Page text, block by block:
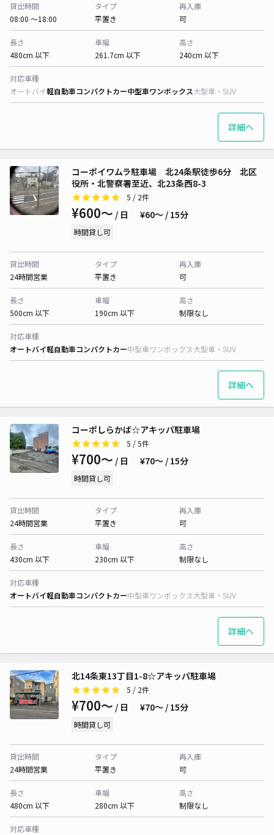
貸出時間
08:00 〜18:00
タイプ
平置き
再入庫
可
長さ
480cm 以下
車幅
261.7cm 以下
高さ
240cm 以下
対応車種
オートバイ軽自動車コンパクトカー中型車ワンボックス大型車・SUV
詳細へ
コーポイワムラ駐車場 北24条駅徒歩6分 北区
役所・北警察署至近、北23条西8-3
5 / 2件
¥600〜 / 日 ¥60〜 / 15分
時間貸し可
貸出時間
24時間営業
タイプ
平置き
再入庫
可
長さ
500cm 以下
車幅
190cm 以下
高さ
制限なし
対応車種
オートバイ軽自動車コンパクトカー中型車ワンボックス大型車・SUV
詳細へ
コーポしらかば☆アキッパ駐車場
5 / 5件
¥700〜 / 日 ¥70〜 / 15分
時間貸し可
貸出時間
24時間営業
タイプ
平置き
再入庫
可
長さ
430cm 以下
車幅
230cm 以下
高さ
制限なし
対応車種
オートバイ軽自動車コンパクトカー中型車ワンボックス大型車・SUV
詳細へ
北14条東13丁目1-8☆アキッパ駐車場
5 / 2件
¥700〜 / 日 ¥70〜 / 15分
時間貸し可
貸出時間
24時間営業
タイプ
平置き
再入庫
可
長さ
480cm 以下
車幅
280cm 以下
高さ
制限なし
対応車種